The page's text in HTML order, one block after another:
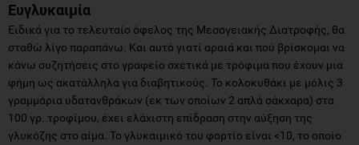
Ευγλυκαιμία
Ειδικά για το τελευταίο όφελος της Μεσογειακής Διατροφής, θα
σταθώ λίγο παραπάνω. Και αυτό γιατί αραιά και πού βρίσκομαι να
κάνω συζητήσεις στο γραφείο σχετικά με τρόφιμα που έχουν μια
φήμη ως ακατάλληλα για διαβητικούς. Το κολοκυθάκι με μόλις 3
γραμμάρια υδατανθράκων (εκ των οποίων 2 απλά σάκχαρα) στα
100 γρ. τροφίμου, έχει ελάχιστη επίδραση στην αύξηση της
γλυκόζης στο αίμα. Το γλυκαιμικό του φορτίο είναι <10, το οποίο